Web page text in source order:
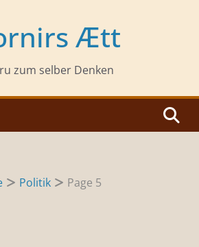
Ætt
zum selber Denken
Politik Page 5